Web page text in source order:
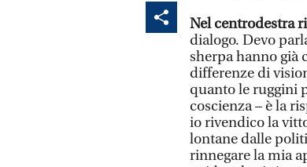
Nel centrodestra
dialogo. Devo
sherpa hanno già
differenze di
quanto le ruggini
coscienza – è la
io rivendico la
lontane dalle
rinnegare la mia